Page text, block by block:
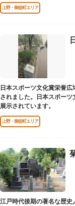
ど新しいゴム製品を次々に
上野・御徒町エリア
日本スポーツ文化賞栄誉
されました。日本スポー
展示されています。
上野・御徒町エリア
江戸時代後期の著名な歴史